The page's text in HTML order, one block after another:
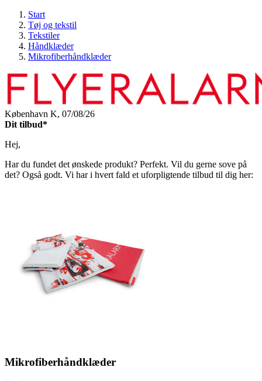
Start
Tøj og tekstil
Tekstiler
Håndklæder
Mikrofiberhåndklæder
København K, 07/08/26
Dit tilbud*
Hej,
Har du fundet det ønskede produkt? Perfekt. Vil du gerne sove på
det? Også godt. Vi har i hvert fald et uforpligtende tilbud til dig her:
Mikrofiberhåndklæder